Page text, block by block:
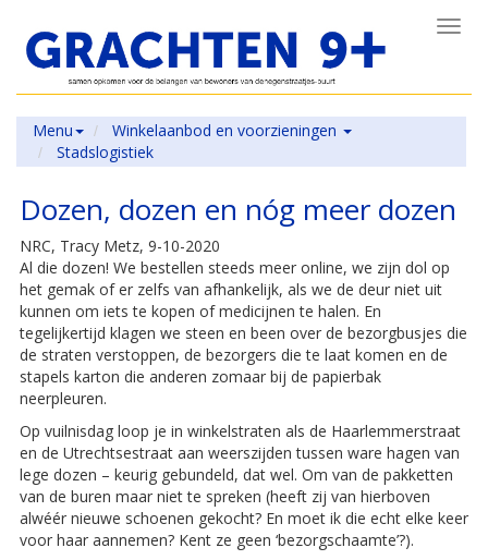
Menu
Winkelaanbod en voorzieningen
Stadslogistiek
Dozen, dozen en nóg meer dozen
NRC, Tracy Metz, 9-10-2020
Al die dozen! We bestellen steeds meer online, we zijn dol op
het gemak of er zelfs van afhankelijk, als we de deur niet uit
kunnen om iets te kopen of medicijnen te halen. En
tegelijkertijd klagen we steen en been over de bezorgbusjes die
de straten verstoppen, de bezorgers die te laat komen en de
stapels karton die anderen zomaar bij de papierbak
neerpleuren.
Op vuilnisdag loop je in winkelstraten als de Haarlemmerstraat
en de Utrechtsestraat aan weerszijden tussen ware hagen van
lege dozen – keurig gebundeld, dat wel. Om van de pakketten
van de buren maar niet te spreken (heeft zij van hierboven
alwéér nieuwe schoenen gekocht? En moet ik die echt elke keer
voor haar aannemen? Kent ze geen ‘bezorgschaamte’?).